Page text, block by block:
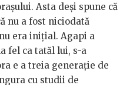
Asta deși spune că
nu a fost niciodată
era inițial. Agapi a
fel ca tatăl lui, s-a
e a treia generație de
cu studii de